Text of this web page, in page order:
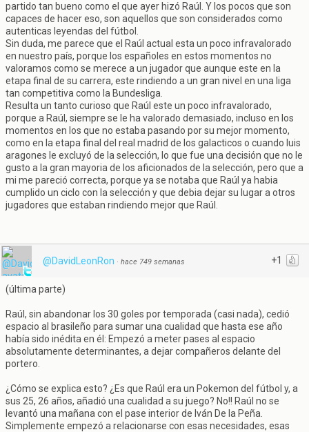
partido tan bueno como el que ayer hizó Raúl. Y los pocos que son
capaces de hacer eso, son aquellos que son considerados como
autenticas leyendas del fútbol.
Sin duda, me parece que el Raúl actual esta un poco infravalorado
en nuestro país, porque los españoles en estos momentos no
valoramos como se merece a un jugador que aunque este en la
etapa final de su carrera, este rindiendo a un gran nivel en una liga
tan competitiva como la Bundesliga.
Resulta un tanto curioso que Raúl este un poco infravalorado,
porque a Raúl, siempre se le ha valorado demasiado, incluso en los
momentos en los que no estaba pasando por su mejor momento,
como en la etapa final del real madrid de los galacticos o cuando luis
aragones le excluyó de la selección, lo que fue una decisión que no le
gusto a la gran mayoria de los aficionados de la selección, pero que a
mi me pareció correcta, porque ya se notaba que Raúl ya habia
cumplido un ciclo con la selección y que debia dejar su lugar a otros
jugadores que estaban rindiendo mejor que Raúl.
+1
@DavidLeonRon · hace 749 semanas
(última parte)
Raúl, sin abandonar los 30 goles por temporada (casi nada), cedió
espacio al brasileño para sumar una cualidad que hasta ese año
había sido inédita en él: Empezó a meter pases al espacio
absolutamente determinantes, a dejar compañeros delante del
portero.
¿Cómo se explica esto? ¿Es que Raúl era un Pokemon del fútbol y, a
sus 25, 26 años, añadió una cualidad a su juego? No!! Raúl no se
levantó una mañana con el pase interior de Iván De la Peña.
Simplemente empezó a relacionarse con esas necesidades, esas